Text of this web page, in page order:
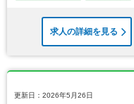
求人の詳細を見る
更新日：2026年5月26日